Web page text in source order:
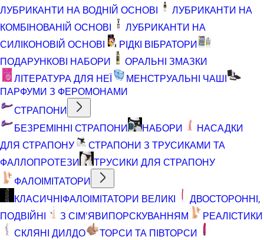
ЛУБРИКАНТИ НА ВОДНІЙ ОСНОВІ
ЛУБРИКАНТИ НА
КОМБІНОВАНІЙ ОСНОВІ
ЛУБРИКАНТИ НА
СИЛІКОНОВІЙ ОСНОВІ
РІДКІ ВІБРАТОРИ
ПОДАРУНКОВІ НАБОРИ
ОРАЛЬНІ ЗМАЗКИ
ЛІТЕРАТУРА ДЛЯ НЕЇ
МЕНСТРУАЛЬНІ ЧАШІ
ПАРФУМИ З ФЕРОМОНАМИ
СТРАПОНИ
БЕЗРЕМІННІ СТРАПОНИ
НАБОРИ
НАСАДКИ
ДЛЯ СТРАПОНУ
СТРАПОНИ З ТРУСИКАМИ ТА
ФАЛЛОПРОТЕЗИ
ТРУСИКИ ДЛЯ СТРАПОНУ
ФАЛОІМІТАТОРИ
КЛАСИЧНІФАЛОІМІТАТОРИ ВЕЛИКІ
ДВОСТОРОННІ,
ПОДВІЙНІ
З СІМ'ЯВИПОРСКУВАННЯМ
РЕАЛІСТИКИ
СКЛЯНІ ДИЛДО
ТОРСИ ТА ПІВТОРСИ